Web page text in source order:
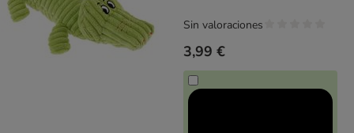
3,99 €
Sin valoraciones